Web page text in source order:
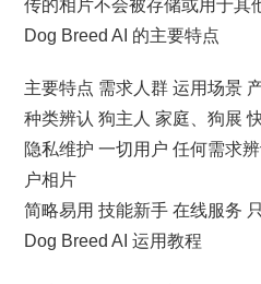
传的相片不会被存储或用于其
Dog Breed AI 的主要特点
主要特点 需求人群 运用场景
种类辨认 狗主人 家庭、狗展
隐私维护 一切用户 任何需求
户相片
简略易用 技能新手 在线服务
Dog Breed AI 运用教程